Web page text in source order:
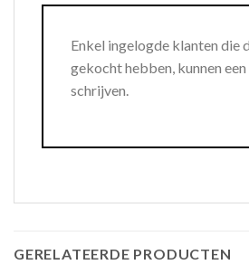
Enkel ingelogde klanten die
gekocht hebben, kunnen
schrijven.
GERELATEERDE PRODUCTEN